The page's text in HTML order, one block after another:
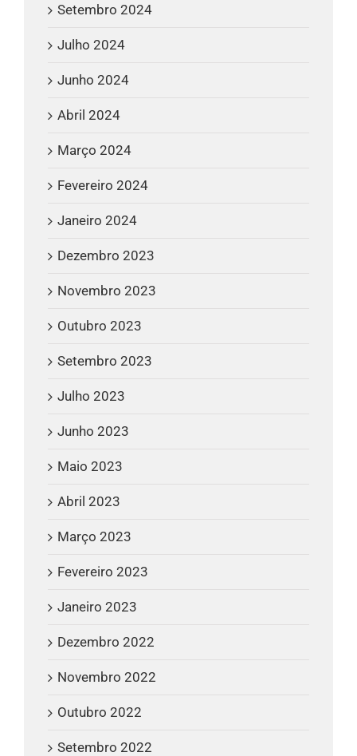
Setembro 2024
Julho 2024
Junho 2024
Abril 2024
Março 2024
Fevereiro 2024
Janeiro 2024
Dezembro 2023
Novembro 2023
Outubro 2023
Setembro 2023
Julho 2023
Junho 2023
Maio 2023
Abril 2023
Março 2023
Fevereiro 2023
Janeiro 2023
Dezembro 2022
Novembro 2022
Outubro 2022
Setembro 2022